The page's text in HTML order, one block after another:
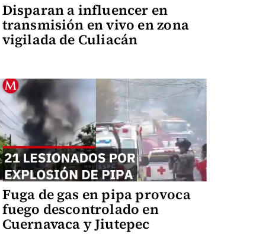
Disparan a influencer en
transmisión en vivo en zona
vigilada de Culiacán
Fuga de gas en pipa provoca
fuego descontrolado en
Cuernavaca y Jiutepec